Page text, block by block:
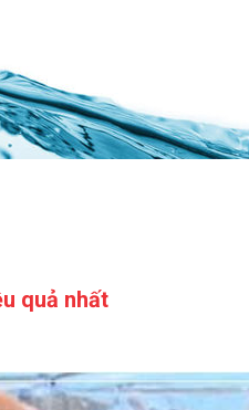
quả nhất